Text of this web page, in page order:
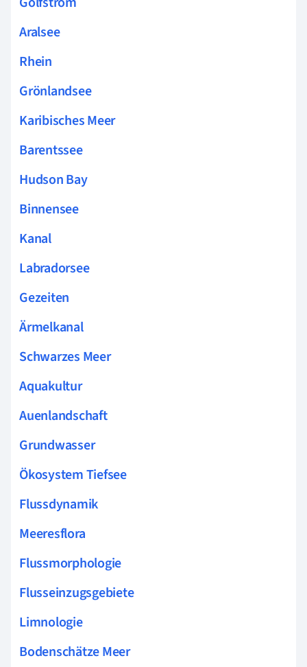
Aralsee
Rhein
Grönlandsee
Karibisches Meer
Barentssee
Hudson Bay
Binnensee
Kanal
Labradorsee
Gezeiten
Ärmelkanal
Schwarzes Meer
Aquakultur
Auenlandschaft
Grundwasser
Ökosystem Tiefsee
Flussdynamik
Meeresflora
Flussmorphologie
Flusseinzugsgebiete
Limnologie
Bodenschätze Meer